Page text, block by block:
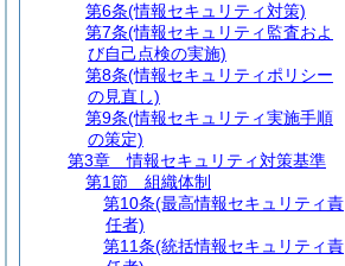
第6条(情報セキュリティ対策)
第7条(情報セキュリティ監査およ
び自己点検の実施)
第8条(情報セキュリティポリシー
の見直し)
第9条(情報セキュリティ実施手順
の策定)
第3章
情報セキュリティ対策基準
第1節
組織体制
第10条(最高情報セキュリティ責
任者)
第11条(統括情報セキュリティ責